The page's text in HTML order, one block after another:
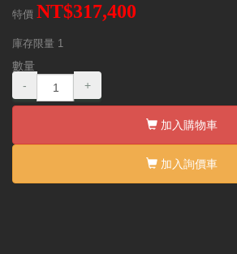
特價 NT$317,400
庫存限量 1
數量
-
+
加入購物車
加入詢價車